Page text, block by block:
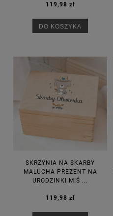
119,98 zł
DO KOSZYKA
SKRZYNIA NA SKARBY
MALUCHA PREZENT NA
URODZINKI MIŚ ...
119,98 zł